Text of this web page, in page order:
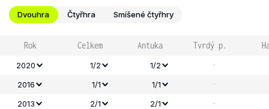
Dvouhra Čtyřhra Smíšené čtyřhry
Rok Celkem Antuka Tvrdý p.
2020 1/2 1/2 -
2016 1/1 1/1 -
2013 2/1 2/1 -